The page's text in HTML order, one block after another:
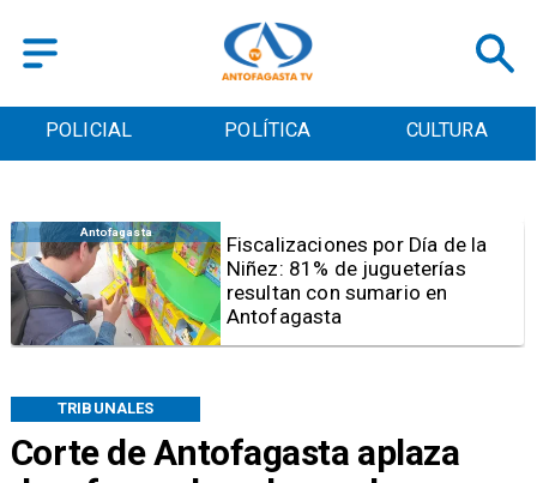
POLICIAL POLÍTICA CULTURA
Corte de Antofagasta aplaza
TRIBUNALES
Antofagasta
Tribunal frena opción de pena
mixta para Karen Rojo por ahora